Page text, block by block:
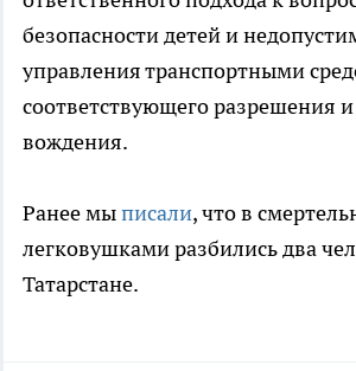
безопасности детей и
управления транспортными
соответствующего разрешения
вождения.
Ранее мыписали, что в
легковушками разбились два
Татарстане.